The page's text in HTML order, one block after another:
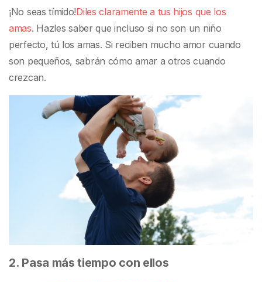
¡No seas tímido!Diles claramente a tus hijos que los
amas. Hazles saber que incluso si no son un niño
perfecto, tú los amas. Si reciben mucho amor cuando
son pequeños, sabrán cómo amar a otros cuando
crezcan.
2. Pasa más tiempo con ellos